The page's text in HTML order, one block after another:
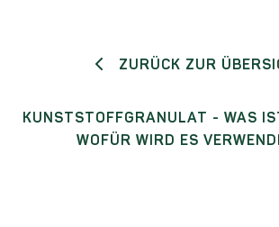
ZURÜCK ZUR
KUNSTSTOFFGRANULAT - WAS
WOFÜR WIRD ES